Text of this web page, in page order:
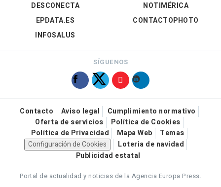
DESCONECTA
EPDATA.ES
INFOSALUS
NOTIMÉRICA
CONTACTOPHOTO
SÍGUENOS
Contacto Aviso legal
Cumplimiento normativo
Oferta de servicios
Política de Cookies
Política de Privacidad
Mapa Web
Temas
Configuración de Cookies
Loteria de navidad
Publicidad estatal
Portal de actualidad y noticias de la Agencia Europa Press.